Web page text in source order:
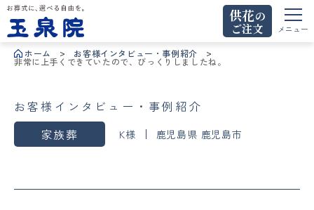
お葬式に、選べる自由を。玉泉院
供花の
ご注文
メニュー
ホーム お客様インタビュー・事例紹介
非常に上手くできていたので、びっくりしましたね。
お客様インタビュー・事例紹介
家族葬
K様 鹿児島県 鹿児島市